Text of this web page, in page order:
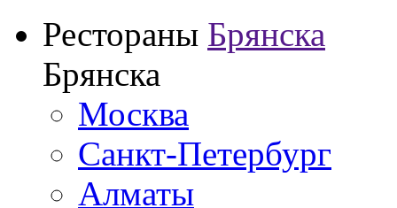
Рестораны Брянска
Брянска
Москва
Санкт-Петербург
Алматы